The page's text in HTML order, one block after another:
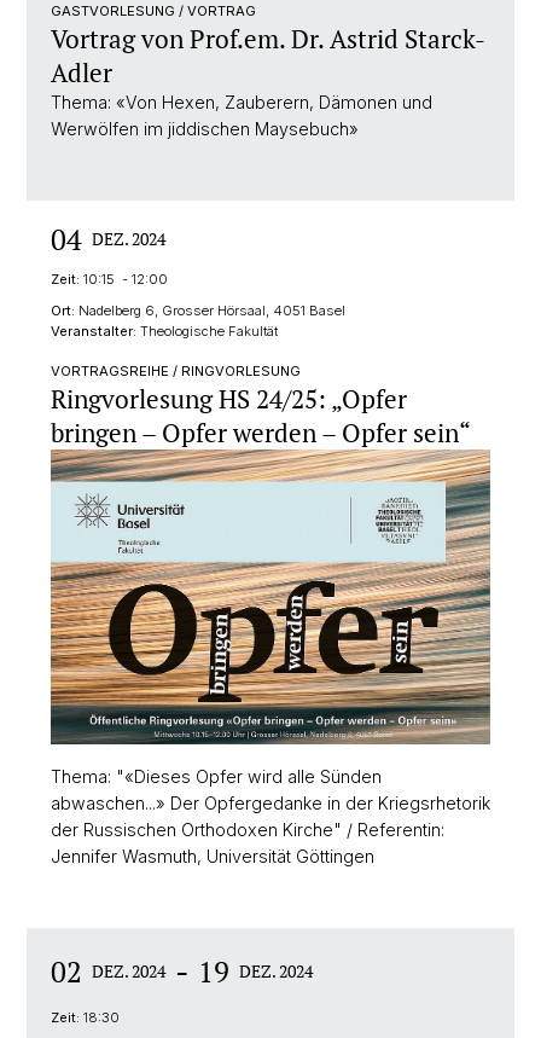
GASTVORLESUNG / VORTRAG
Vortrag von Prof.em. Dr. Astrid Starck-
Adler
Thema: «Von Hexen, Zauberern, Dämonen und
Werwölfen im jiddischen Maysebuch»
04 DEZ. 2024
Zeit: 10:15 - 12:00
Ort: Nadelberg 6, Grosser Hörsaal, 4051 Basel
Veranstalter: Theologische Fakultät
VORTRAGSREIHE / RINGVORLESUNG
Ringvorlesung HS 24/25: „Opfer
bringen – Opfer werden – Opfer sein“
Thema: "«Dieses Opfer wird alle Sünden
abwaschen...» Der Opfergedanke in der Kriegsrhetorik
der Russischen Orthodoxen Kirche" / Referentin:
Jennifer Wasmuth, Universität Göttingen
02 DEZ. 2024 - 19 DEZ. 2024
Zeit: 18:30